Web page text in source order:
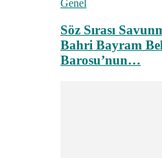
Genel
Söz Sırası
Bahri Bayram
Barosu’nun…